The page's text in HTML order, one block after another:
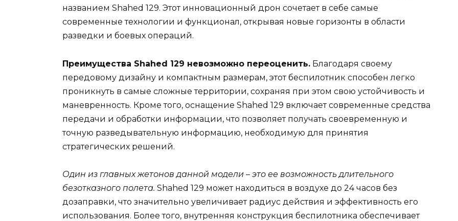
названием Shahed 129. Этот инновационный дрон сочетает в себе самые
современные технологии и функционал, открывая новые горизонты в области
разведки и боевых операций.
Преимущества Shahed 129 невозможно переоценить. Благодаря своему
передовому дизайну и компактным размерам, этот беспилотник способен легко
проникнуть в самые сложные территории, сохраняя при этом свою устойчивость и
маневренность. Кроме того, оснащение Shahed 129 включает современные средства
передачи и обработки информации, что позволяет получать своевременную и
точную разведывательную информацию, необходимую для принятия
стратегических решений.
Один из главных жетонов данной модели – это ее возможность длительного
безотказного полета. Shahed 129 может находиться в воздухе до 24 часов без
дозаправки, что значительно увеличивает радиус действия и эффективность его
использования. Более того, внутренняя конструкция беспилотника обеспечивает